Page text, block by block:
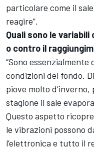
particolare come il
reagire”.
Quali sono le
o contro il
“Sono
condizioni del fondo.
piove molto
stagione il sale
Questo aspetto
le vibrazioni possono
l’elettronica e tutto il